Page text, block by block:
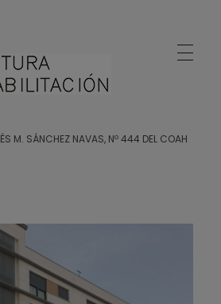
M. SÁNCHEZ NAVAS, Nº 444 DEL COAH